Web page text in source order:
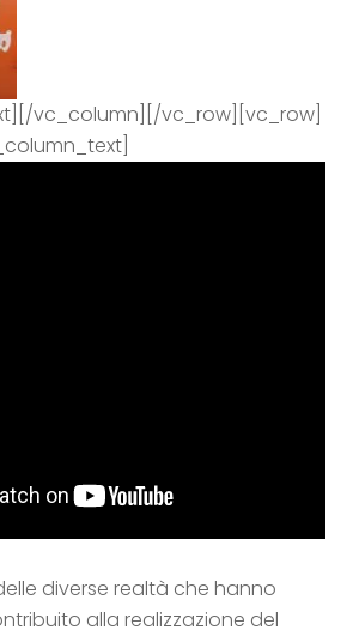
vc_column][/vc_row][vc_row]
diverse realtà che hanno
alla realizzazione del